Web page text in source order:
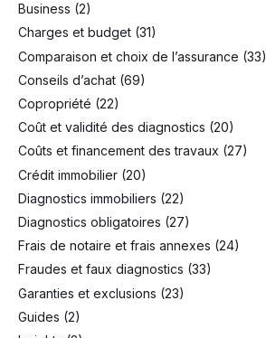
Business (2)
Charges et budget (31)
Comparaison et choix de l’assurance (33)
Conseils d’achat (69)
Copropriété (22)
Coût et validité des diagnostics (20)
Coûts et financement des travaux (27)
Crédit immobilier (20)
Diagnostics immobiliers (22)
Diagnostics obligatoires (27)
Frais de notaire et frais annexes (24)
Fraudes et faux diagnostics (33)
Garanties et exclusions (23)
Guides (2)